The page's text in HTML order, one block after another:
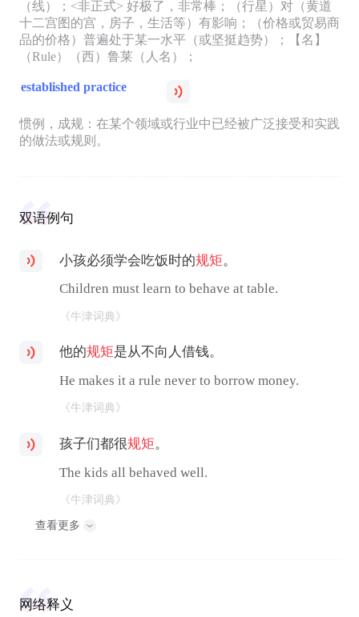
（线）；<非正式> 好极了，非常棒；（行星）对（黄道
十二宫图的宫，房子，生活等）有影响；（价格或贸易商
品的价格）普遍处于某一水平（或坚挺趋势）；【名】
（Rule）（西）鲁莱（人名）；
established practice
惯例，成规：在某个领域或行业中已经被广泛接受和实践
的做法或规则。
双语例句
小孩必须学会吃饭时的规矩。
Children must learn to behave at table.
《牛津词典》
他的规矩是从不向人借钱。
He makes it a rule never to borrow money.
《牛津词典》
孩子们都很规矩。
The kids all behaved well.
《牛津词典》
查看更多
网络释义